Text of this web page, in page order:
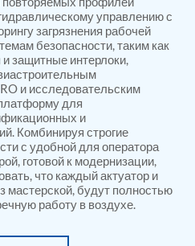
Row Weapon
Test System
Test Equipment
System
Bench
Test Rig
and Fuel Coolers
Rig for Main and Nose
управлению с
загрязнения рабочей
безопасности, таким как
защитные интерлоки,
и исследовательским
для
и
Комбинируя строгие
с удобной для оператора
готовой к модернизации,
что каждый актуатор и
мастерской, будут полностью
работу в воздухе.